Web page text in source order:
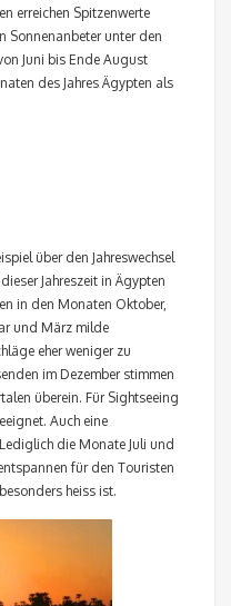
erreichen Spitzenwerte
Sonnenanbeter unter den
Juni bis Ende August
des Jahres Ägypten als
über den Jahreswechsel
Jahreszeit in Ägypten
in den Monaten Oktober,
und März milde
eher weniger zu
im Dezember stimmen
überein. Für Sightseeing
Auch eine
die Monate Juli und
für den Touristen
heiss ist.